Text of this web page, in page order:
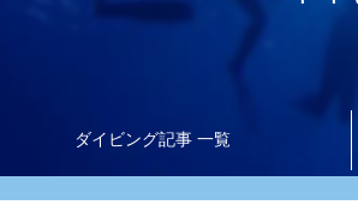
ダイビング記事 一覧